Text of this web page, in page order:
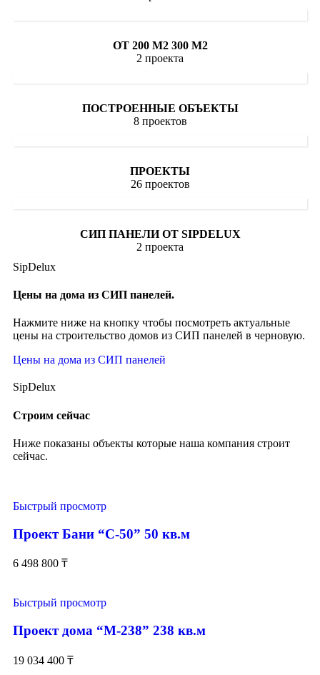
ОТ 200 М2 300 М2
2 проекта
ПОСТРОЕННЫЕ ОБЪЕКТЫ
8 проектов
ПРОЕКТЫ
26 проектов
СИП ПАНЕЛИ ОТ SIPDELUX
2 проекта
SipDelux
Цены на дома из СИП панелей.
Нажмите ниже на кнопку чтобы посмотреть актуальные
цены на строительство домов из СИП панелей в черновую.
Цены на дома из СИП панелей
SipDelux
Строим сейчас
Ниже показаны объекты которые наша компания строит
сейчас.
Быстрый просмотр
Проект Бани “С-50” 50 кв.м
6 498 800 ₸
Быстрый просмотр
Проект дома “М-238” 238 кв.м
19 034 400 ₸